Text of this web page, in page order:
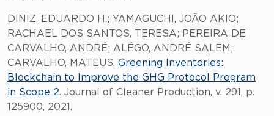
DINIZ, EDUARDO H.; YAMAGUCHI, JOÃO AKIO;
RACHAEL DOS SANTOS, TERESA; PEREIRA DE
CARVALHO, ANDRÉ; ALÉGO, ANDRÉ SALEM;
CARVALHO, MATEUS. Greening Inventories:
Blockchain to Improve the GHG Protocol Program
in Scope 2. Journal of Cleaner Production, v. 291, p.
125900, 2021.